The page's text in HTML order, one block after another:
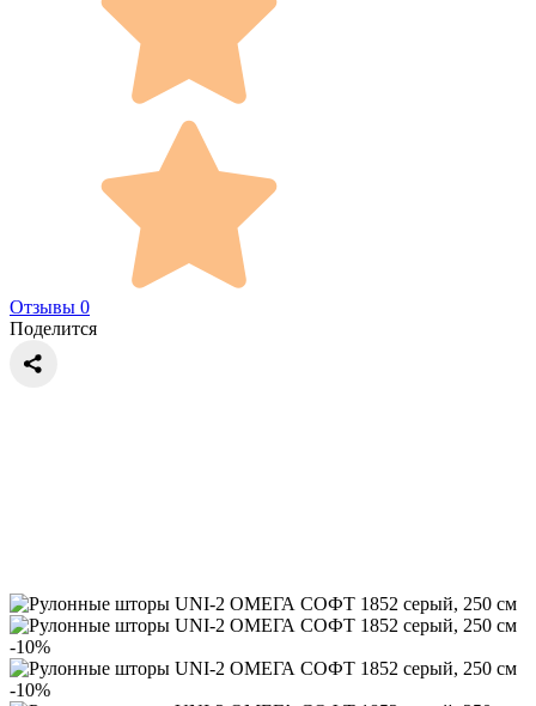
Отзывы 0
Поделится
-10%
-10%